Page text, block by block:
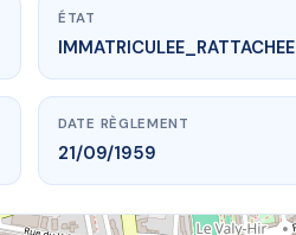
ÉTAT
IMMATRICULEE_RATTACHEE
DATE RÈGLEMENT
21/09/1959